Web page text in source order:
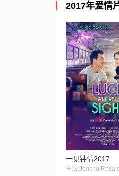
2017年爱情
一见钟情2017